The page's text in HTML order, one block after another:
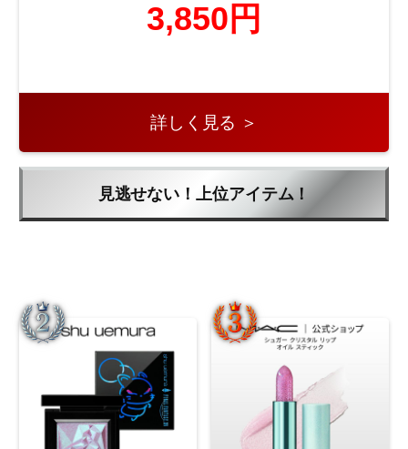
3,850円
詳しく見る ＞
見逃せない！上位アイテム！